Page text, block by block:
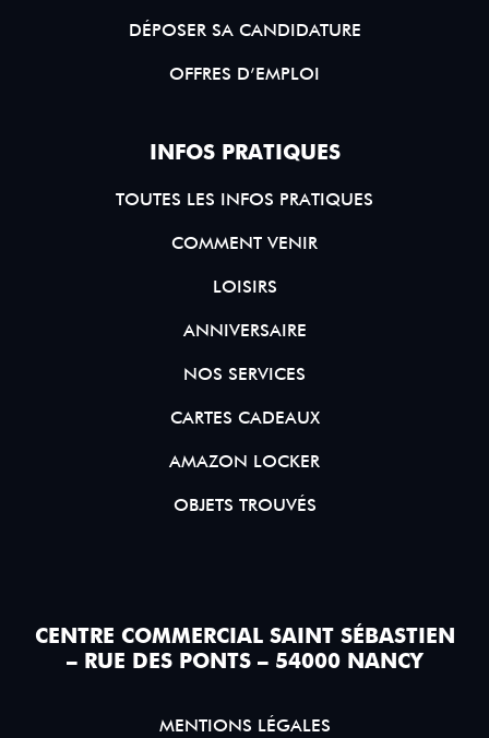
DÉPOSER SA CANDIDATURE
OFFRES D’EMPLOI
INFOS PRATIQUES
TOUTES LES INFOS PRATIQUES
COMMENT VENIR
LOISIRS
ANNIVERSAIRE
NOS SERVICES
CARTES CADEAUX
AMAZON LOCKER
OBJETS TROUVÉS
CENTRE COMMERCIAL SAINT SÉBASTIEN
– RUE DES PONTS – 54000 NANCY
MENTIONS LÉGALES